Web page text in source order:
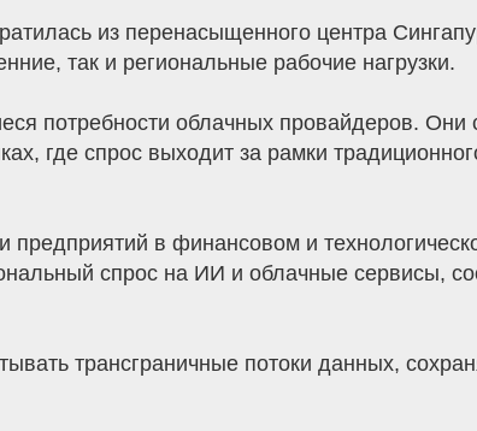
из перенасыщенного центра
так и региональные рабочие нагрузки.
потребности облачных провайдеров. Они
где спрос выходит за рамки
в финансовом и
спрос на ИИ и облачные сервисы,
трансграничные потоки данных,